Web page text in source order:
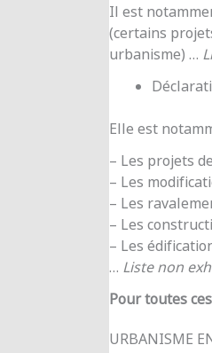
Il est
(certains
urbanisme) …
Elle est
– Les projets
– Les
– Les
– Les
– Les
… Liste non
Pour toutes
URBANISME